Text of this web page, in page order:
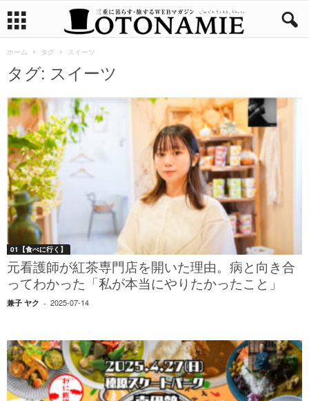
ホーム タグ スイーツ
タグ: スイーツ
01【食べに行く】
元看護師が紅茶専門店を開いた理由。病と向き合
ってわかった「私が本当にやりたかったこと」
兼子 ヤク - 2025-07-14